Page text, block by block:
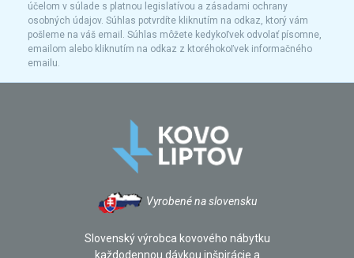
účelom v súlade s platnou legislatívou a zásadami ochrany
osobných údajov. Súhlas potvrdíte kliknutím na odkaz, ktorý vám
pošleme na váš email. Súhlas môžete kedykoľvek odvolať písomne,
emailom alebo kliknutím na odkaz z ktoréhokoľvek informačného
emailu.
Vyrobené na slovensku
Slovenský výrobca kovového nábytku
každodennou dávkou inšpirácie a